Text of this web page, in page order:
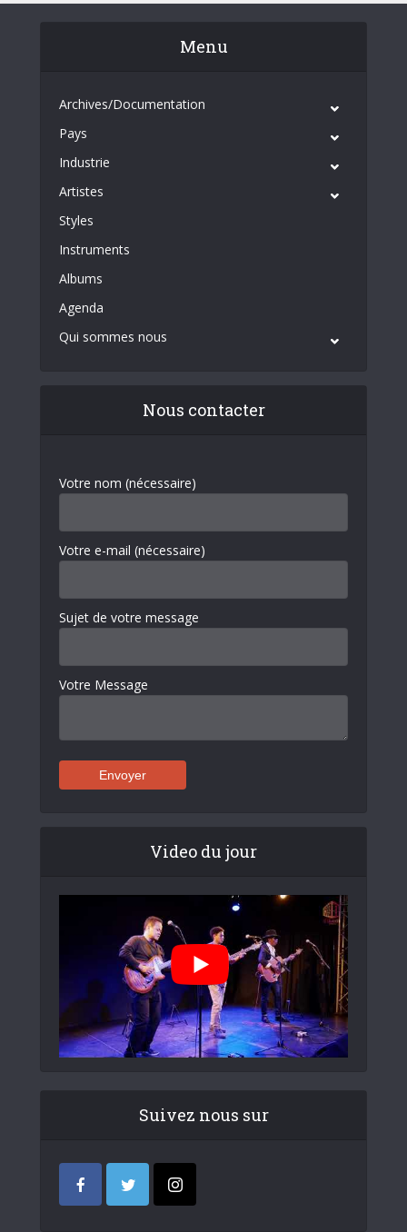
Menu
Archives/Documentation
Pays
Industrie
Artistes
Styles
Instruments
Albums
Agenda
Qui sommes nous
Nous contacter
Votre nom (nécessaire)
Votre e-mail (nécessaire)
Sujet de votre message
Votre Message
Video du jour
Suivez nous sur